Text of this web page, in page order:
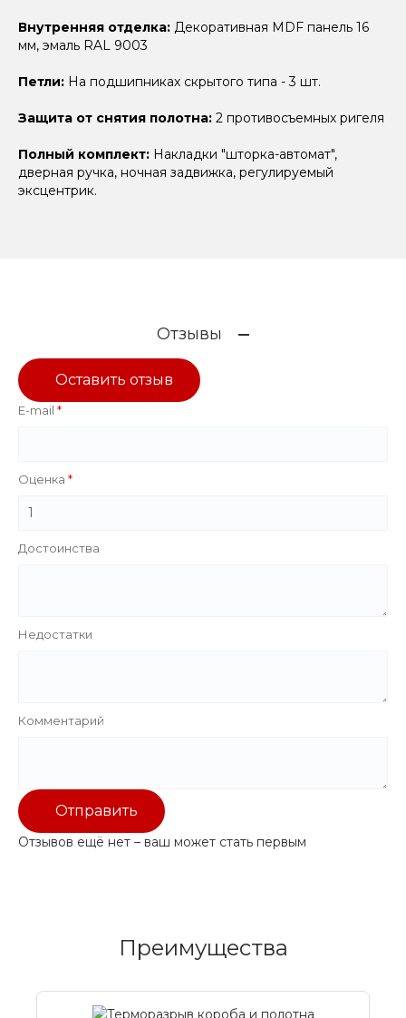
Внутренняя отделка: Декоративная MDF панель 16
мм, эмаль RAL 9003
Петли: На подшипниках скрытого типа - 3 шт.
Защита от снятия полотна: 2 противосъемных ригеля
Полный комплект: Накладки "шторка-автомат",
дверная ручка, ночная задвижка, регулируемый
эксцентрик.
Отзывы
Оставить отзыв
E-mail
Оценка
Достоинства
Недостатки
Комментарий
Отправить
Отзывов ещё нет – ваш может стать первым
Преимущества